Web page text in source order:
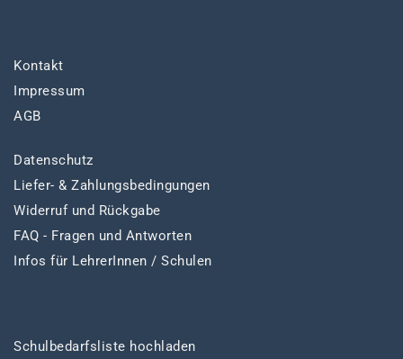
Kontakt
Impressum
AGB
Datenschutz
Liefer- & Zahlungsbedingungen
Widerruf und Rückgabe
FAQ - Fragen und Antworten
Infos für LehrerInnen / Schulen
Schulbedarfsliste hochladen